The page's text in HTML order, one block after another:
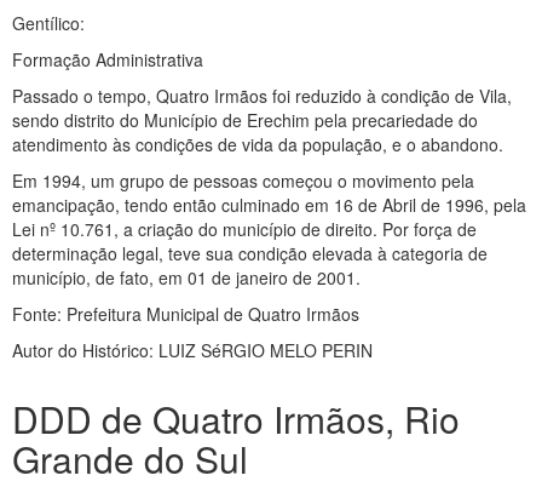
Gentílico:
Formação Administrativa
Passado o tempo, Quatro Irmãos foi reduzido à condição de Vila,
sendo distrito do Município de Erechim pela precariedade do
atendimento às condições de vida da população, e o abandono.
Em 1994, um grupo de pessoas começou o movimento pela
emancipação, tendo então culminado em 16 de Abril de 1996, pela
Lei nº 10.761, a criação do município de direito. Por força de
determinação legal, teve sua condição elevada à categoria de
município, de fato, em 01 de janeiro de 2001.
Fonte: Prefeitura Municipal de Quatro Irmãos
Autor do Histórico: LUIZ SéRGIO MELO PERIN
DDD de Quatro Irmãos, Rio
Grande do Sul